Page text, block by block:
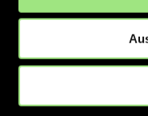
der Halle. Insgesamt sind
Hockeyliga organisiert,
News